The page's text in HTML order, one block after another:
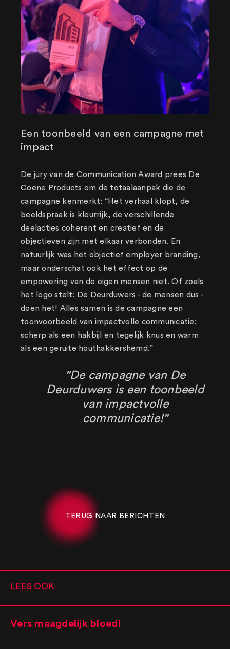
Een toonbeeld van een campagne met
impact
De jury van de Communication Award prees De
Coene Products om de totaalaanpak die de
campagne kenmerkt: “Het verhaal klopt, de
beeldspraak is kleurrijk, de verschillende
deelacties coherent en creatief en de
objectieven zijn met elkaar verbonden. En
natuurlijk was het objectief employer branding,
maar onderschat ook het effect op de
empowering van de eigen mensen niet. Of zoals
het logo stelt: De Deurduwers - de mensen dus -
doen het! Alles samen is de campagne een
toonvoorbeeld van impactvolle communicatie:
scherp als een hakbijl en tegelijk knus en warm
als een geruite houthakkershemd.”
"De campagne van De
Deurduwers is een toonbeeld
van impactvolle
communicatie!"
TERUG NAAR BERICHTEN
LEES OOK
Vers maagdelijk bloed!